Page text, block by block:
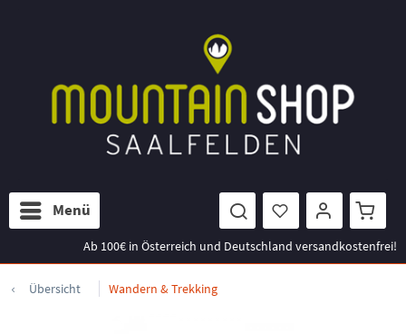
Menü
Ab 100€ in Österreich und Deutschland versandkostenfrei!
Übersicht Wandern & Trekking